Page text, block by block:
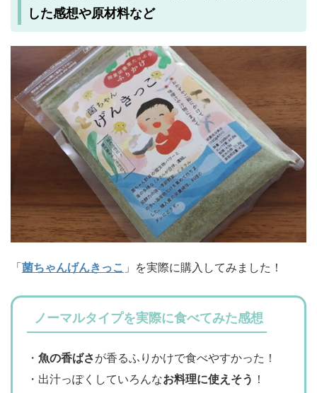
した感想や原材料など
「菌ちゃんげんきっこ 」を実際に購入してみました！
ノーマルタイプを実際に食べてみた感想
・ 魚の香ばさが香るふりかけで食べやすかった！
・出汁っぽくしていろんなお料理に使えそう ！